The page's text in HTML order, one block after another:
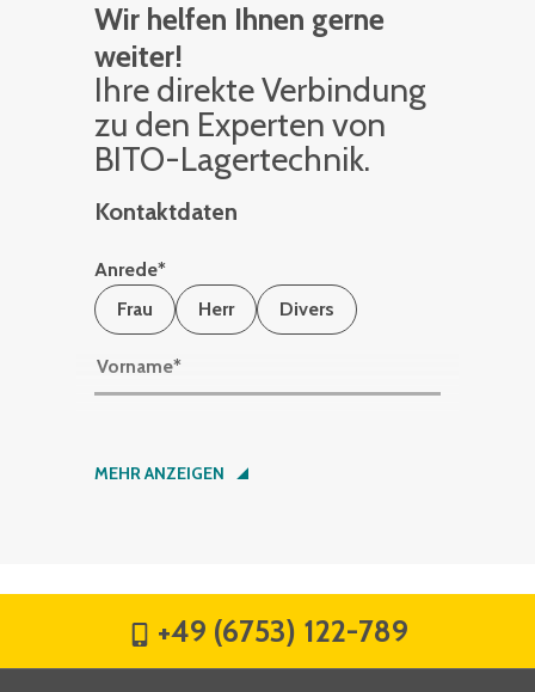
Wir helfen Ihnen gerne
weiter!
Ihre di­rek­te Ver­bin­dung
zu den Ex­per­ten von
BITO-La­ger­tech­nik.
Kontaktdaten
Anrede*
Frau
Herr Divers
Vorname*
Nachname*
MEHR ANZEIGEN
+49 (6753) 122-789